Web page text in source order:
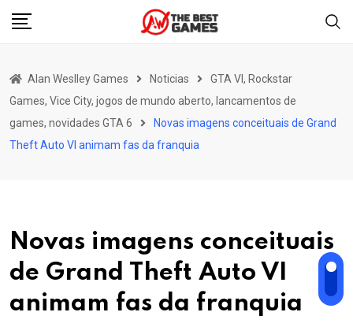
Skip
Alan Weslley Games Noticias
GTA VI, Rockstar
Games, Vice City, jogos de mundo aberto, lancamentos de
games, novidades GTA 6
Novas imagens conceituais de Grand
Theft Auto VI animam fas da franquia
Novas imagens conceituais
de Grand Theft Auto VI
animam fas da franquia